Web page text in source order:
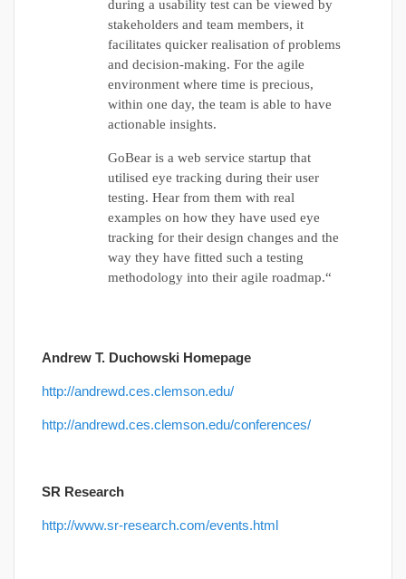
during a usability test can be viewed by
stakeholders and team members, it
facilitates quicker realisation of problems
and decision-making. For the agile
environment where time is precious,
within one day, the team is able to have
actionable insights.
GoBear is a web service startup that
utilised eye tracking during their user
testing. Hear from them with real
examples on how they have used eye
tracking for their design changes and the
way they have fitted such a testing
methodology into their agile roadmap.“
Andrew T. Duchowski Homepage
http://andrewd.ces.clemson.edu/
http://andrewd.ces.clemson.edu/conferences/
SR Research
http://www.sr-research.com/events.html